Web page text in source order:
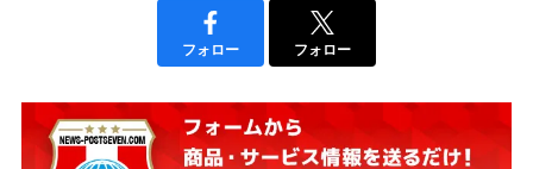
フォロー フォロー